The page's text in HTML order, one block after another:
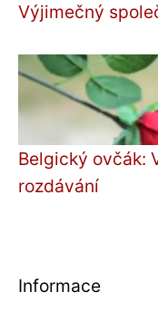
Výjimečný
Belgický ovčák:
rozdávání
Informace